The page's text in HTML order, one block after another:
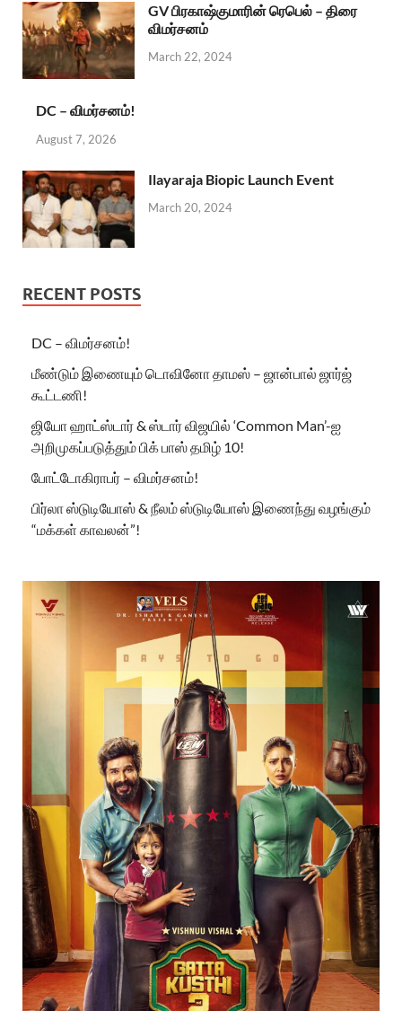
GV பிரகாஷ்குமாரின் ரெபெல் – திரை
விமர்சனம்
March 22, 2024
DC – விமர்சனம்!
August 7, 2026
Ilayaraja Biopic Launch Event
March 20, 2024
RECENT POSTS
DC – விமர்சனம்!
மீண்டும் இணையும் டொவினோ தாமஸ் – ஜான்பால் ஜார்ஜ்
கூட்டணி!
ஜியோ ஹாட்ஸ்டார் & ஸ்டார் விஜயில் ‘Common Man’-ஐ
அறிமுகப்படுத்தும் பிக் பாஸ் தமிழ் 10!
போட்டோகிராபர் – விமர்சனம்!
பிர்லா ஸ்டுடியோஸ் & நீலம் ஸ்டுடியோஸ் இணைந்து வழங்கும்
“மக்கள் காவலன்”!